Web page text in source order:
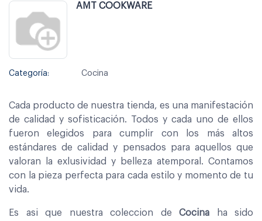
AMT COOKWARE
Categoría: Cocina
Cada producto de nuestra tienda, es una manifestación
de calidad y sofisticación. Todos y cada uno de ellos
fueron elegidos para cumplir con los más altos
estándares de calidad y pensados para aquellos que
valoran la exlusividad y belleza atemporal. Contamos
con la pieza perfecta para cada estilo y momento de tu
vida.
Es asi que nuestra coleccion de Cocina ha sido